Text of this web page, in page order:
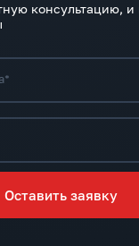
консультацию,
Оставить заявку